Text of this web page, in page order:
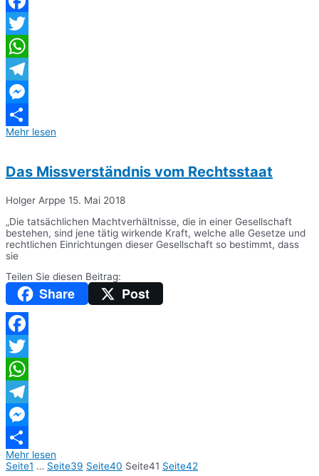
Facebook
Twitter
WhatsApp
Telegram
Messenger
Teilen
Mehr lesen
Das Missverständnis vom Rechtsstaat
Holger Arppe 15. Mai 2018
„Die tatsächlichen Machtverhältnisse, die in einer Gesellschaft
bestehen, sind jene tätig wirkende Kraft, welche alle Gesetze und
rechtlichen Einrichtungen dieser Gesellschaft so bestimmt, dass
sie
Teilen Sie diesen Beitrag:
Share Post
Facebook
Twitter
WhatsApp
Telegram
Messenger
Teilen
Mehr lesen
Seite1 … Seite39 Seite40 Seite41 Seite42